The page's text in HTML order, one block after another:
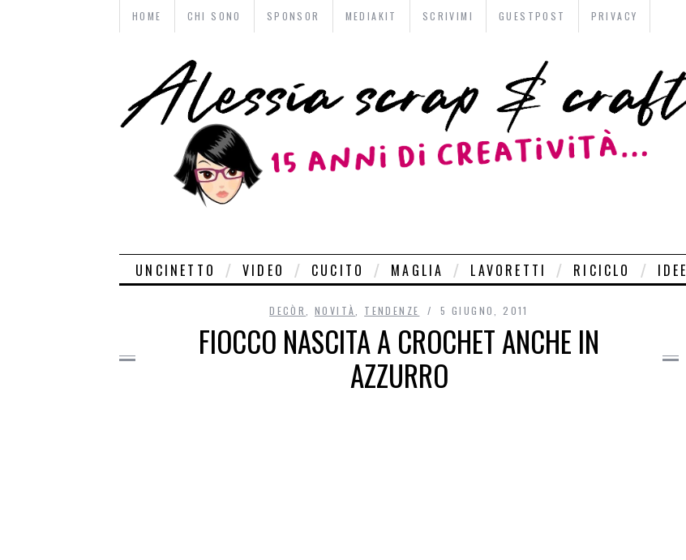
HOME CHI SONO SPONSOR MEDIAKIT SCRIVIMI GUESTPOST PRIVACY
UNCINETTO VIDEO CUCITO MAGLIA LAVORETTI RICICLO IDEE
DECÒR NOVITÀ TENDENZE 5 GIUGNO, 2011
FIOCCO NASCITA A CROCHET ANCHE IN
AZZURRO